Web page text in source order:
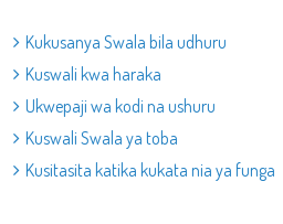
Kukusanya Swala bila udhuru
Kuswali kwa haraka
Ukwepaji wa kodi na ushuru
Kuswali Swala ya toba
Kusitasita katika kukata nia ya funga